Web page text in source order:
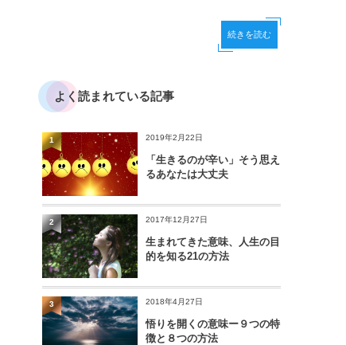
続きを読む
よく読まれている記事
2019年2月22日
「生きるのが辛い」そう思え
るあなたは大丈夫
1
2017年12月27日
生まれてきた意味、人生の目
的を知る21の方法
2
2018年4月27日
悟りを開くの意味ー９つの特
徴と８つの方法
3